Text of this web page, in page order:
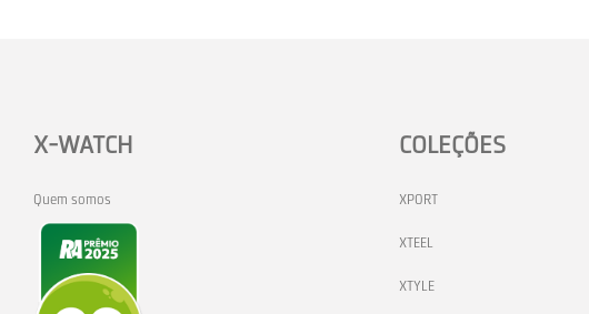
X-WATCH
Quem somos
COLEÇÕES
XPORT
XTEEL
XTYLE